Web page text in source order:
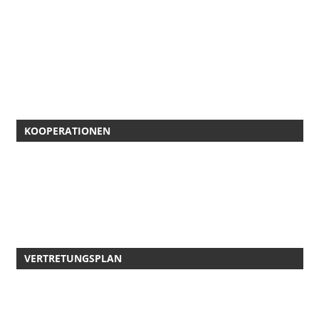
KOOPERATIONEN
VERTRETUNGSPLAN